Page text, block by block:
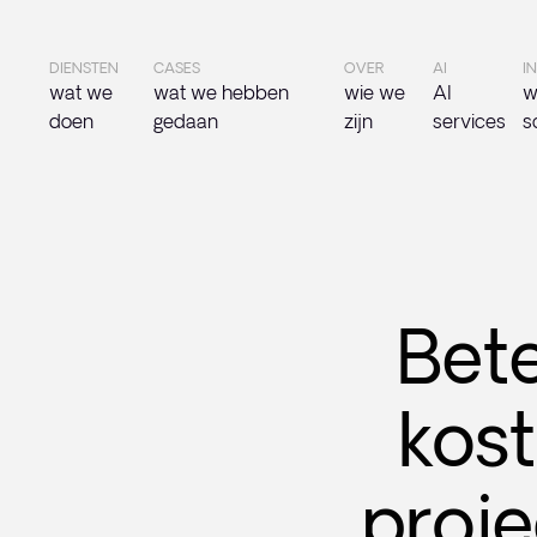
DIENSTEN
wat we
doen
CASES
wat we hebben
gedaan
OVER
wie we
zijn
AI
AI
services